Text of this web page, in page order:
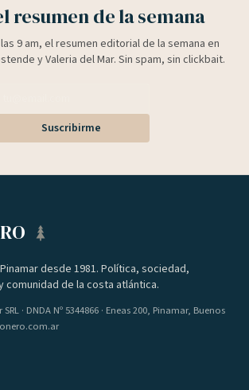
resumen de la semana
9 am, el resumen editorial de la semana en
y Valeria del Mar. Sin spam, sin clickbait.
Suscribirme
desde 1981. Política, sociedad,
de la costa atlántica.
· DNDA Nº 5344866 · Eneas 200, Pinamar, Buenos